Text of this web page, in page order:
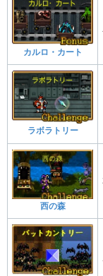
カルロ・カート
ラボラトリー
西の森